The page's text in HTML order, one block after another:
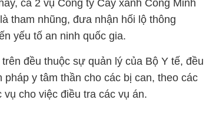
cả 2 vụ Công ty Cây xanh Công Minh
tham nhũng, đưa nhận hối lộ thông
yếu tố an ninh quốc gia.
đều thuộc sự quản lý của Bộ Y tế, đều
y tâm thần cho các bị can, theo các
cho việc điều tra các vụ án.